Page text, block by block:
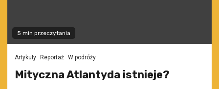
5 min przeczytania
Artykuły Reportaż W podróży
Mityczna Atlantyda istnieje?